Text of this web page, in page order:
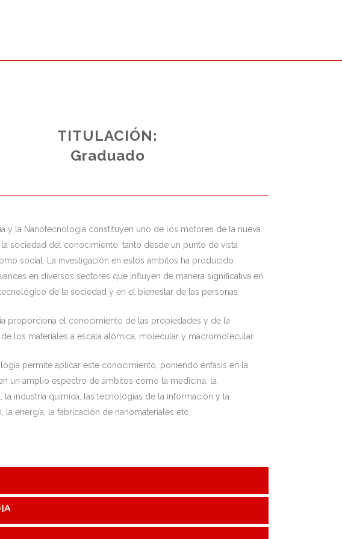
TITULACIÓN:
Graduado
y la Nanotecnología constituyen uno de los motores de la nueva
sociedad del conocimiento, tanto desde un punto de vista
social. La investigación en estos ámbitos ha producido
en diversos sectores que influyen de manera significativa en
de la sociedad y en el bienestar de las personas.
proporciona el conocimiento de las propiedades y de la
los materiales a escala atómica, molecular y macromolecular.
permite aplicar este conocimiento, poniendo énfasis en la
un amplio espectro de ámbitos como la medicina, la
la industria química, las tecnologías de la información y la
la energía, la fabricación de nanomateriales etc.